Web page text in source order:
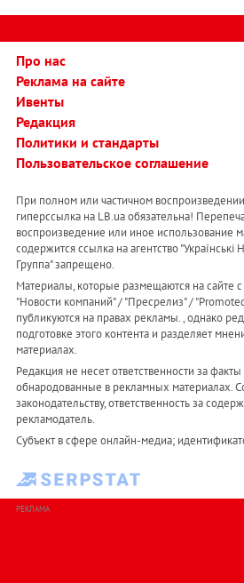
Про нас
Реклама на сайте
Ивенты
Редакция
Политики и стандарты
Пользовательское соглашение
При полном или частичном
гиперссылка на LB.ua обязательна!
воспроизведение или иное использование
содержится ссылка на агентство "Українськi
Группа" запрещено.
Материалы, которые размещаются на сайте
"Новости компаний" / "Пресрелиз" /
публикуются на правах рекламы. , однако
подготовке этого контента и разделяет
материалах.
Редакция не несет ответственности за
обнародованные в рекламных материалах.
законодательству, ответственность за
рекламодатель.
Субъект в сфере онлайн-медиа;
РЕКЛАМА